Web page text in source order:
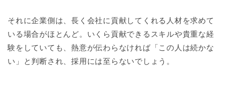
それに企業側は、長く会社に貢献してくれる人材を求めて
いる場合がほとんど。いくら貢献できるスキルや貴重な経
験をしていても、熱意が伝わらなければ「この人は続かな
い」と判断され、採用には至らないでしょう。